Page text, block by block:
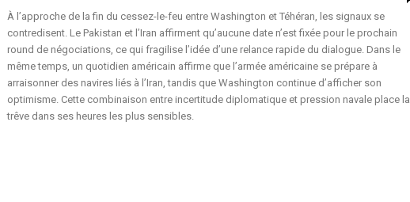
À l’approche de la fin du cessez-le-feu entre Washington et Téhéran, les signaux se
contredisent. Le Pakistan et l’Iran affirment qu’aucune date n’est fixée pour le prochain
round de négociations, ce qui fragilise l’idée d’une relance rapide du dialogue. Dans le
même temps, un quotidien américain affirme que l’armée américaine se prépare à
arraisonner des navires liés à l’Iran, tandis que Washington continue d’afficher son
optimisme. Cette combinaison entre incertitude diplomatique et pression navale place la
trêve dans ses heures les plus sensibles.